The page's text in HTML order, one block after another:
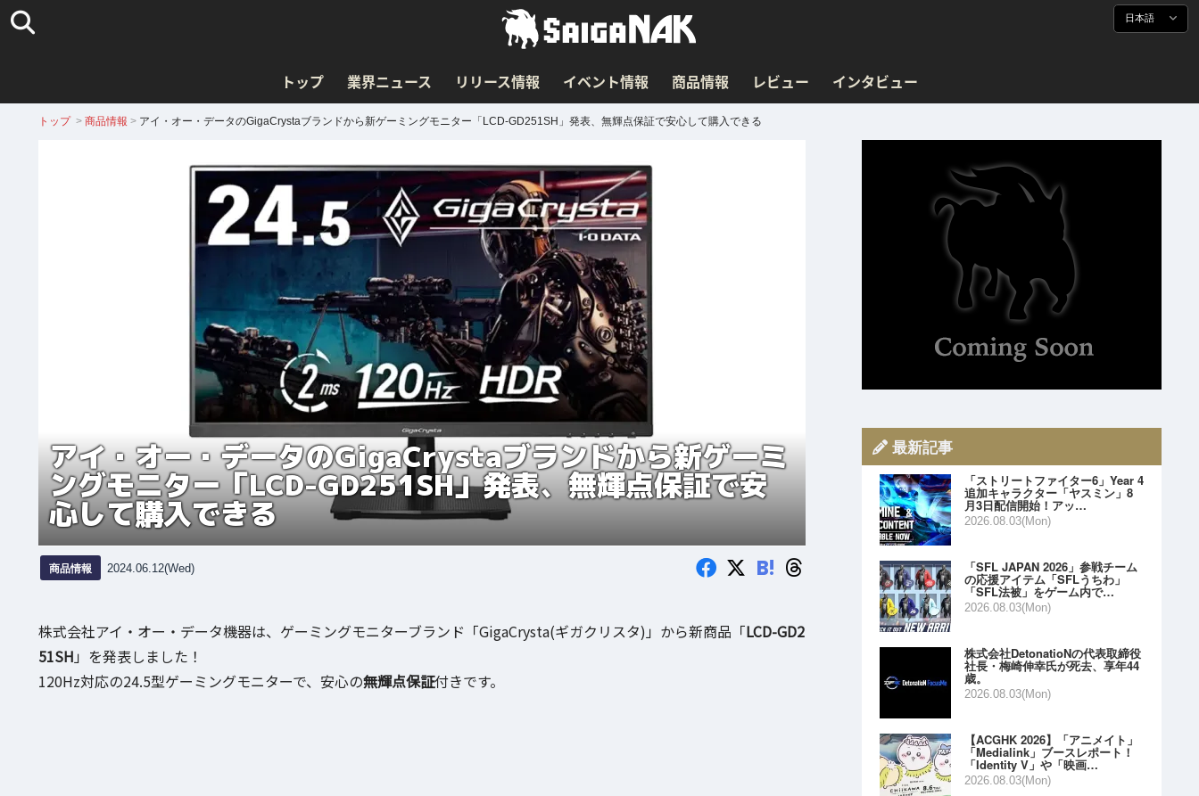
日本語
トップ 業界ニュース リリース情報 イベント情報 商品情報 レビュー インタビュー
トップ > 商品情報 > アイ・オー・データのGigaCrystaブランドから新ゲーミングモニター「LCD-GD251SH」発表、無輝点保証で安心して購入できる
アイ・オー・データのGigaCrystaブランドから新ゲーミ
ングモニター「LCD-GD251SH」発表、無輝点保証で安
心して購入できる
商品情報 2024.06.12(Wed) B!
株式会社アイ・オー・データ機器は、ゲーミングモニターブランド「GigaCrysta(ギガクリスタ)」から新商品「LCD-GD2
51SH 」を発表しました！
120Hz対応の24.5型ゲーミングモニターで、安心の無輝点保証付きです。
最新記事
「ストリートファイター6」Year 4
追加キャラクター「ヤスミン」8
月3日配信開始！アッ…
2026.08.03(Mon)
「SFL JAPAN 2026」参戦チーム
の応援アイテム「SFLうちわ」
「SFL法被」をゲーム内で…
2026.08.03(Mon)
株式会社DetonatioNの代表取締役
社長・梅崎伸幸氏が死去、享年44
歳。
2026.08.03(Mon)
【ACGHK 2026】「アニメイト」
「Medialink」ブースレポート！
「Identity V」や「映画…
2026.08.03(Mon)